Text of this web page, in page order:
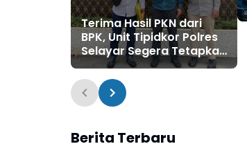
Terima Hasil PKN dari
BPK, Unit Tipidkor Polres
Selayar Segera Tetapkan
Tersangka Kredit
Tempilan BRI
Berita Terbaru